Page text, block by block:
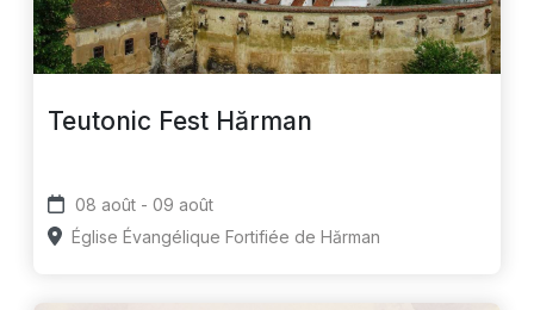
Teutonic Fest Hărman
08 août - 09 août
Église Évangélique Fortifiée de Hărman